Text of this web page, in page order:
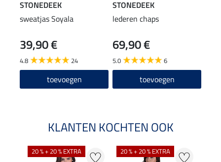
STONEDEEK
sweatjas Soyala
39,90 €
4.8 24
toevoegen
STONEDEEK
lederen chaps
69,90 €
5.0 6
toevoegen
KLANTEN KOCHTEN OOK
20 % + 20 % EXTRA 20 % + 20 % EXTRA